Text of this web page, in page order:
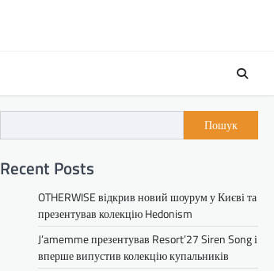
Пошук
Recent Posts
OTHERWISE відкрив новий шоурум у Києві та
презентував колекцію Hedonism
J’amemme презентував Resort’27 Siren Song і
вперше випустив колекцію купальників